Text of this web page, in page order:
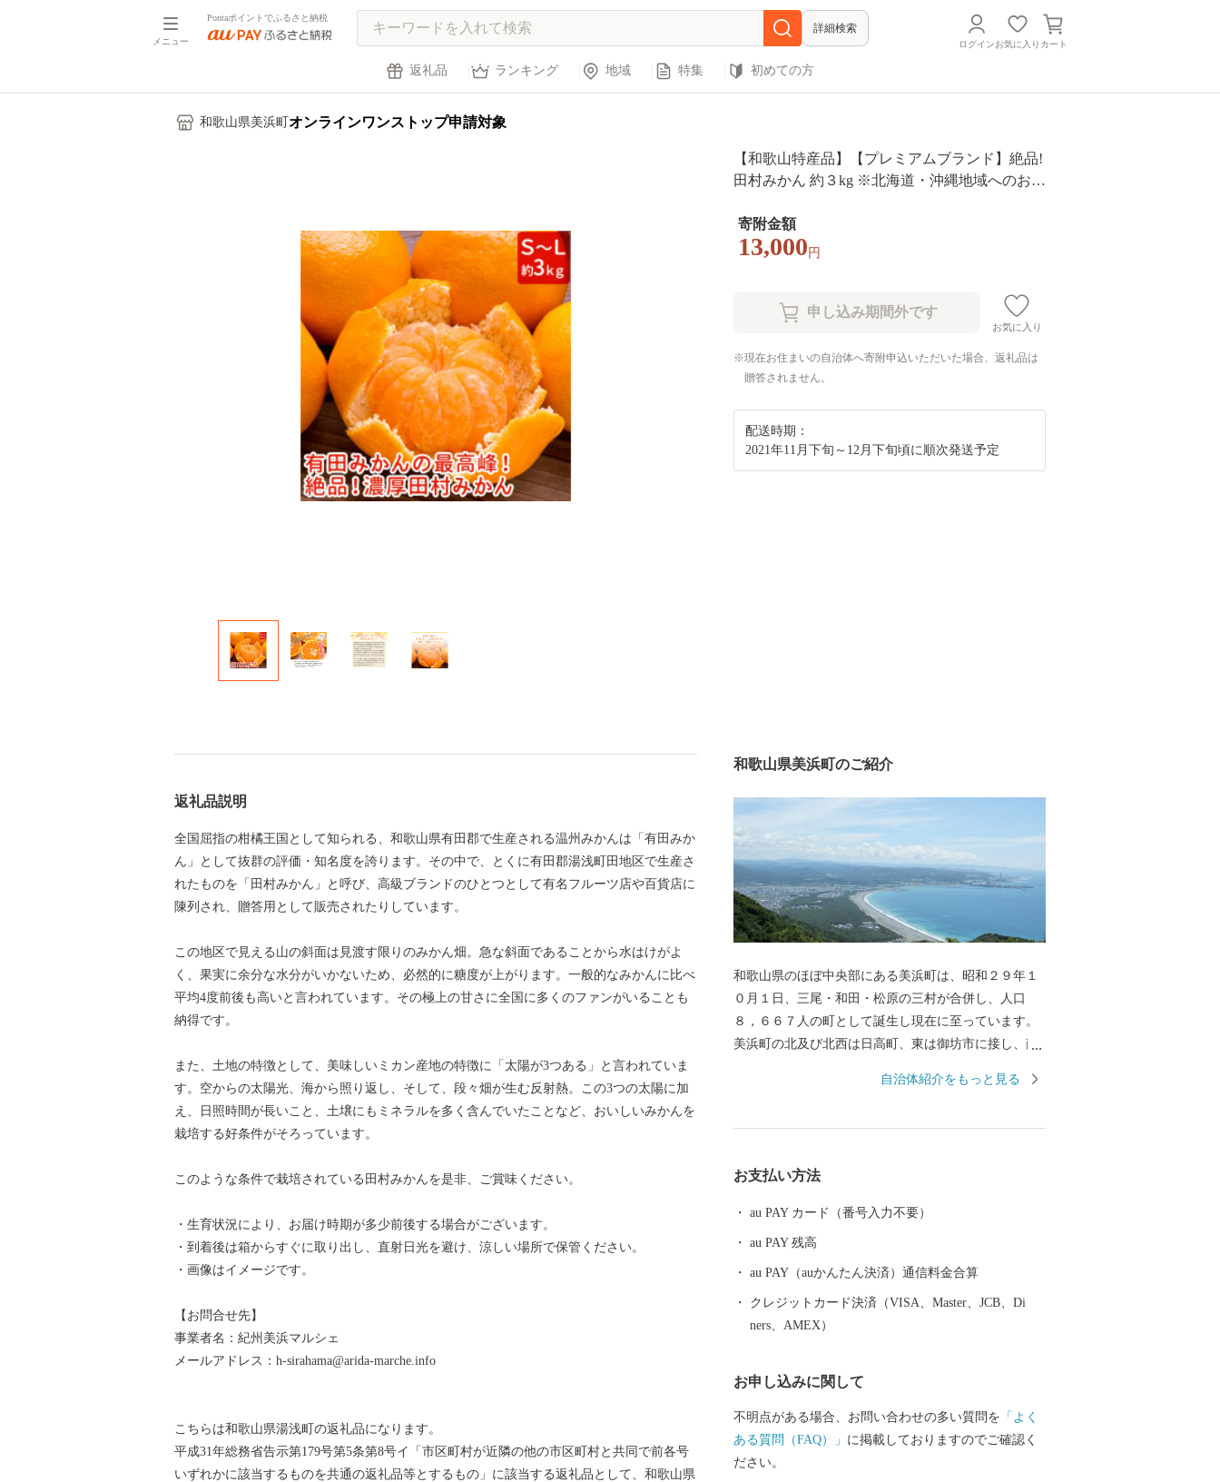
メニュー
Pontaポイントでふるさと納税
詳細検索
ログインお気に入り カート
返礼品 ランキング 地域 特集 初めての方
和歌山県美浜町 オンラインワンストップ申請対象
【和歌山特産品】【プレミアムブランド】絶品!
田村みかん 約３kg ※北海道・沖縄地域へのお届
送予定
寄附金額
13,000 円
お気に入り
現在お住まいの自治体へ寄附申込いただいた場合、返礼品は
贈答されません。
配送時期：
2021年11月下旬～12月下旬頃に順次発送予定
返礼品説明
全国屈指の柑橘王国として知られる、和歌山県有田郡で生産される温州みかんは「有田みか
ん」として抜群の評価・知名度を誇ります。その中で、とくに有田郡湯浅町田地区で生産さ
れたものを「田村みかん」と呼び、高級ブランドのひとつとして有名フルーツ店や百貨店に
陳列され、贈答用として販売されたりしています。
この地区で見える山の斜面は見渡す限りのみかん畑。急な斜面であることから水はけがよ
く、果実に余分な水分がいかないため、必然的に糖度が上がります。一般的なみかんに比べ
平均4度前後も高いと言われています。その極上の甘さに全国に多くのファンがいることも
納得です。
また、土地の特徴として、美味しいミカン産地の特徴に「太陽が3つある」と言われていま
す。空からの太陽光、海から照り返し、そして、段々畑が生む反射熱。この3つの太陽に加
え、日照時間が長いこと、土壌にもミネラルを多く含んでいたことなど、おいしいみかんを
栽培する好条件がそろっています。
このような条件で栽培されている田村みかんを是非、ご賞味ください。
・生育状況により、お届け時期が多少前後する場合がございます。
・到着後は箱からすぐに取り出し、直射日光を避け、涼しい場所で保管ください。
・画像はイメージです。
【お問合せ先】
事業者名：紀州美浜マルシェ
メールアドレス：h-sirahama@arida-marche.info
こちらは和歌山県湯浅町の返礼品になります。
平成31年総務省告示第179号第5条第8号イ「市区町村が近隣の他の市区町村と共同で前各号
いずれかに該当するものを共通の返礼品等とするもの」に該当する返礼品として、和歌山県
和歌山県美浜町のご紹介
和歌山県のほぼ中央部にある美浜町は、昭和２９年１
０月１日、三尾・和田・松原の三村が合併し、人口
８，６６７人の町として誕生し現在に至っています。
美浜町の北及び北西は日高町、東は御坊市に接し、南
ロメートル、南北約２．５キロメートル、面積１２．
３度と温暖ですが、年間平均降水量は１，８０９ミリ
で、以前から台風、水害、高潮などの被害を数多く受
４．５キロメートル、幅は広い所で約５００メートル
の近畿最大の松林「煙樹ヶ浜（えんじゅがはま）」が
自治体紹介をもっと見る
お支払い方法
au PAY カード（番号入力不要）
au PAY 残高
au PAY（auかんたん決済）通信料金合算
クレジットカード決済（VISA、Master、JCB、Di
ners、AMEX）
お申し込みに関して
不明点がある場合、お問い合わせの多い質問を 「よく
ある質問（FAQ）」 に掲載しておりますのでご確認く
ださい。